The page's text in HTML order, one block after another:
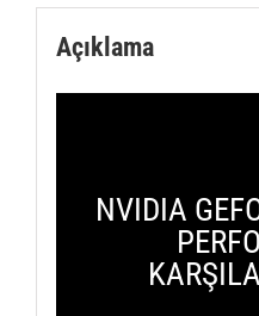
Açıklama
NVIDIA